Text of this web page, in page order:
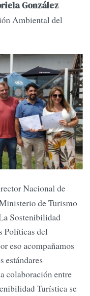
González
Ambiental del
Nacional de
de Turismo
Sostenibilidad
Políticas del
eso acompañamos
estándares
colaboración entre
Turística se